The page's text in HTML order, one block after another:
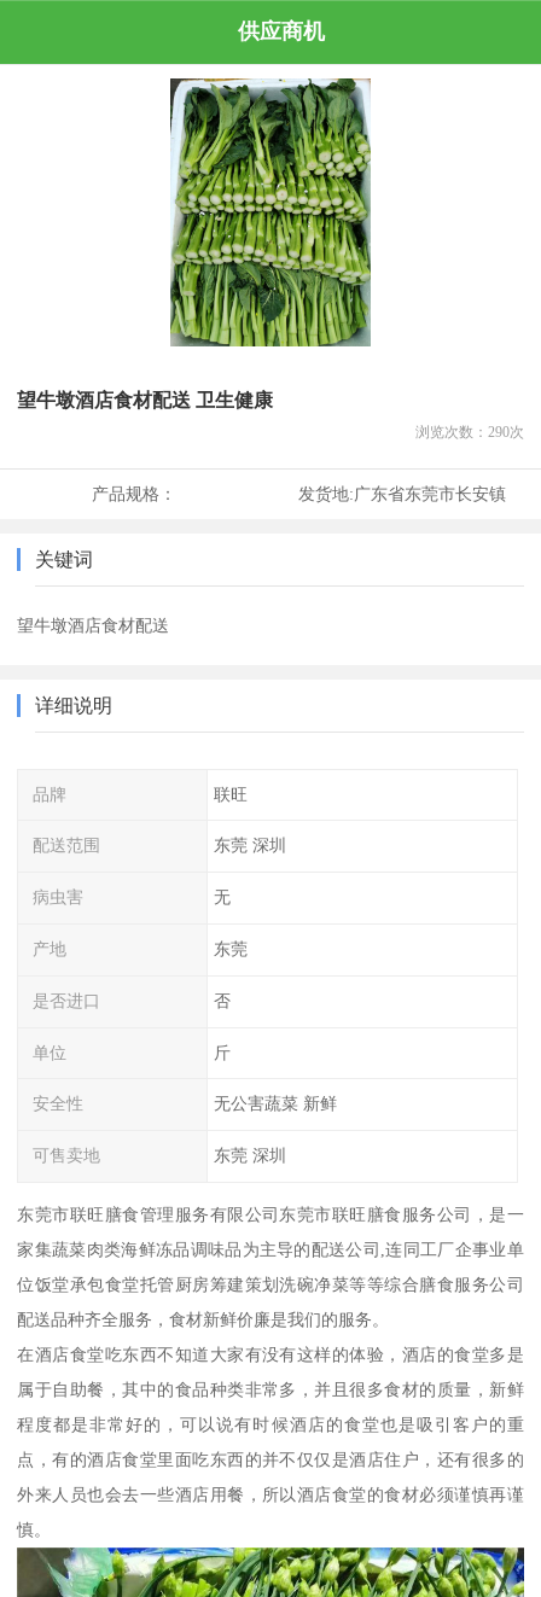
供应商机
望牛墩酒店食材配送 卫生健康
浏览次数： 290次
产品规格： 发货地:广东省东莞市长安镇
关键词
望牛墩酒店食材配送
详细说明
品牌 联旺
配送范围 东莞 深圳
病虫害 无
产地 东莞
是否进口 否
单位 斤
安全性 无公害蔬菜 新鲜
可售卖地 东莞 深圳
东莞市联旺膳食管理服务有限公司东莞市联旺膳食服务公司，是一
家集蔬菜肉类海鲜冻品调味品为主导的配送公司,连同工厂企事业单
位饭堂承包食堂托管厨房筹建策划洗碗净菜等等综合膳食服务公司
配送品种齐全服务，食材新鲜价廉是我们的服务。
在酒店食堂吃东西不知道大家有没有这样的体验，酒店的食堂多是
属于自助餐，其中的食品种类非常多，并且很多食材的质量，新鲜
程度都是非常好的，可以说有时候酒店的食堂也是吸引客户的重
点，有的酒店食堂里面吃东西的并不仅仅是酒店住户，还有很多的
外来人员也会去一些酒店用餐，所以酒店食堂的食材必须谨慎再谨
慎。